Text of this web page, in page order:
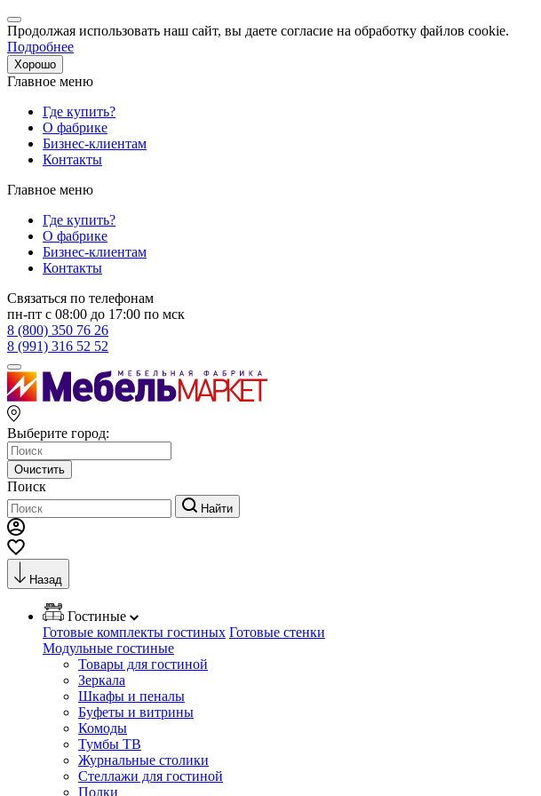
Продолжая использовать наш сайт, вы даете согласие на обработку файлов cookie.
Подробнее
Хорошо
Главное меню
Где купить?
О фабрике
Бизнес-клиентам
Контакты
Главное меню
Где купить?
О фабрике
Бизнес-клиентам
Контакты
Связаться по телефонам
пн-пт с 08:00 до 17:00 по мск
8 (800) 350 76 26
8 (991) 316 52 52
Выберите город:
Очистить
Поиск
Найти
Назад
Гостиные
Готовые комплекты гостиных Готовые стенки
Модульные гостиные
Товары для гостиной
Зеркала
Шкафы и пеналы
Буфеты и витрины
Комоды
Тумбы ТВ
Журнальные столики
Стеллажи для гостиной
Полки